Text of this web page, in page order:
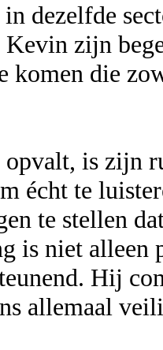
dezelfde
zijn
komen die
is zijn
écht te
te stellen
is niet alleen
Hij
allemaal